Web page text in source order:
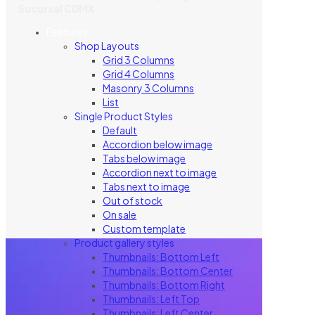
Shop Layouts
Grid 3 Columns
Grid 4 Columns
Masonry 3 Columns
List
Single Product Styles
Default
Accordion below image
Tabs below image
Accordion next to image
Tabs next to image
Out of stock
On sale
Custom template
Product gallery styles
Thumbnails: Bottom Left
Thumbnails: Bottom Center
Thumbnails: Bottom Right
Thumbnails: Left Top